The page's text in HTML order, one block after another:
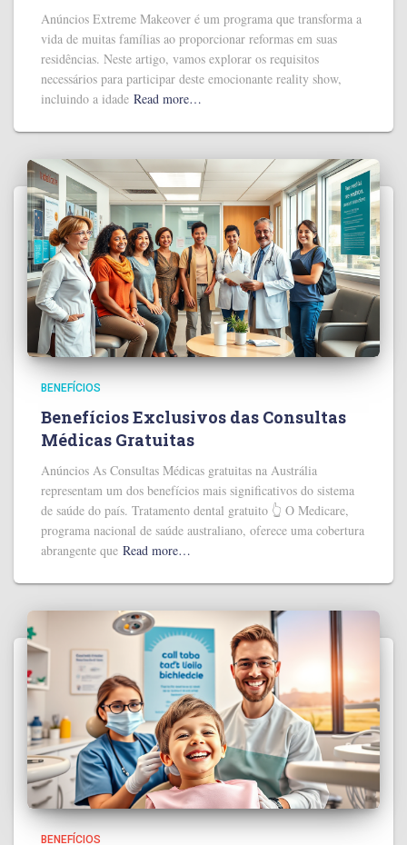
Anúncios Extreme Makeover é um programa que transforma a
vida de muitas famílias ao proporcionar reformas em suas
residências. Neste artigo, vamos explorar os requisitos
necessários para participar deste emocionante reality show,
incluindo a idade Read more…
BENEFÍCIOS
Benefícios Exclusivos das Consultas
Médicas Gratuitas
Anúncios As Consultas Médicas gratuitas na Austrália
representam um dos benefícios mais significativos do sistema
de saúde do país. Tratamento dental gratuito 👆 O Medicare,
programa nacional de saúde australiano, oferece uma cobertura
abrangente que Read more…
BENEFÍCIOS